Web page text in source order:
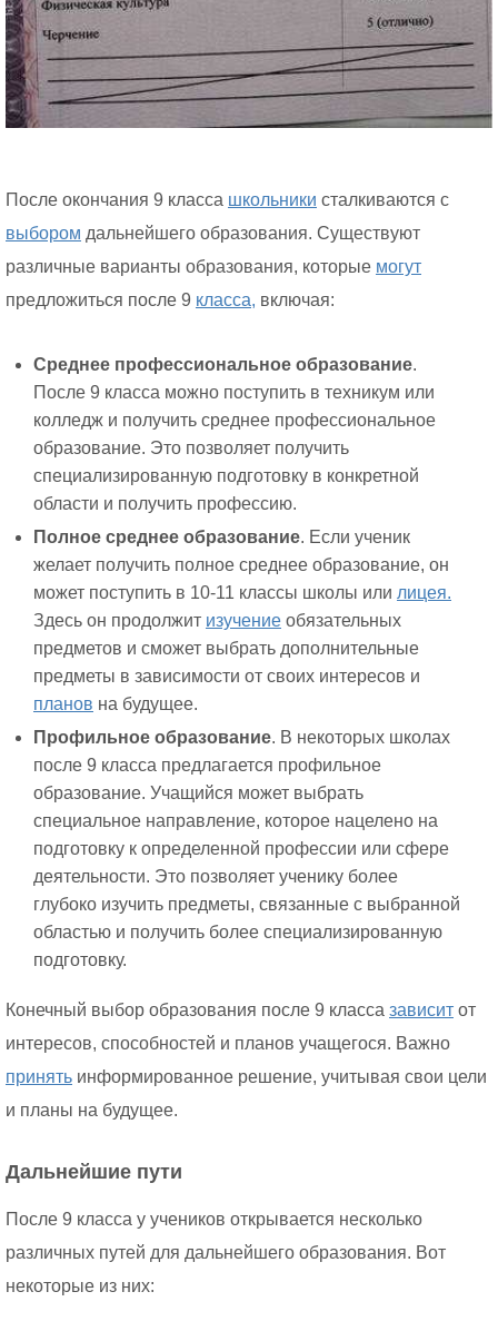
После окончания 9 класса школьники сталкиваются с
выбором дальнейшего образования. Существуют
различные варианты образования, которые могут
предложиться после 9 класса, включая:
Среднее профессиональное образование.
После 9 класса можно поступить в техникум или
колледж и получить среднее профессиональное
образование. Это позволяет получить
специализированную подготовку в конкретной
области и получить профессию.
Полное среднее образование. Если ученик
желает получить полное среднее образование, он
может поступить в 10-11 классы школы или лицея.
Здесь он продолжит изучение обязательных
предметов и сможет выбрать дополнительные
предметы в зависимости от своих интересов и
планов на будущее.
Профильное образование. В некоторых школах
после 9 класса предлагается профильное
образование. Учащийся может выбрать
специальное направление, которое нацелено на
подготовку к определенной профессии или сфере
деятельности. Это позволяет ученику более
глубоко изучить предметы, связанные с выбранной
областью и получить более специализированную
подготовку.
Конечный выбор образования после 9 класса зависит от
интересов, способностей и планов учащегося. Важно
принять информированное решение, учитывая свои цели
и планы на будущее.
Дальнейшие пути
После 9 класса у учеников открывается несколько
различных путей для дальнейшего образования. Вот
некоторые из них: